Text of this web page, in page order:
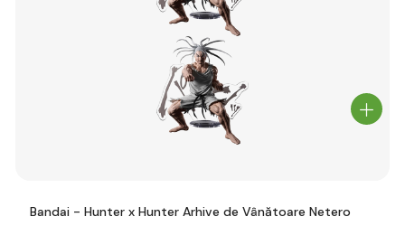
Bandai - Hunter x Hunter Arhive de Vânătoare Netero